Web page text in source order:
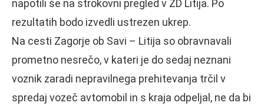
napotili še na strokovni pregled v ZD Litija. Po
rezultatih bodo izvedli ustrezen ukrep.
Na cesti Zagorje ob Savi – Litija so obravnavali
prometno nesrečo, v kateri je do sedaj neznani
voznik zaradi nepravilnega prehitevanja trčil v
spredaj vozeč avtomobil in s kraja odpeljal, ne da bi